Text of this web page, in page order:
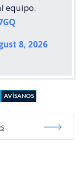
equipo.
8, 2026
AVÍSANOS